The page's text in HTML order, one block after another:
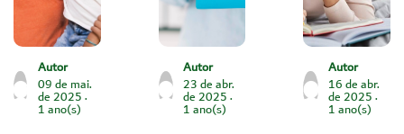
Autor
09 de mai.
de 2025
1 ano(s)
Autor
23 de abr.
de 2025
1 ano(s)
Autor
16 de abr.
de 2025
1 ano(s)